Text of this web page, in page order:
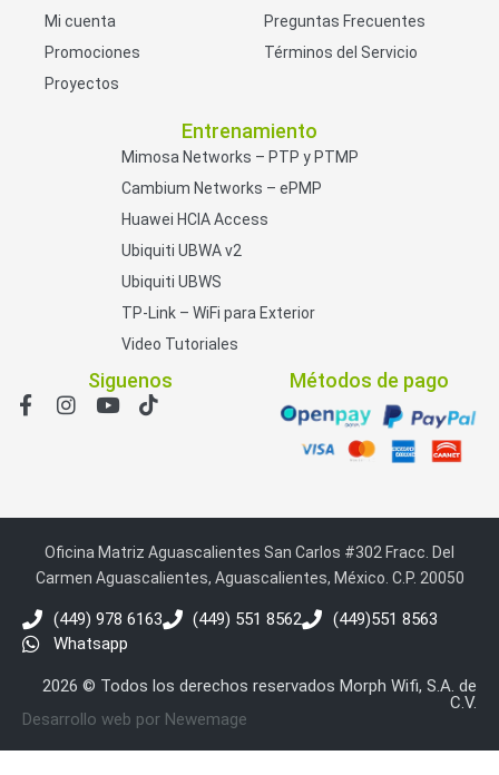
Mi cuenta
Promociones
Proyectos
Preguntas Frecuentes
Términos del Servicio
Entrenamiento
Mimosa Networks – PTP y PTMP
Cambium Networks – ePMP
Huawei HCIA Access
Ubiquiti UBWA v2
Ubiquiti UBWS
TP-Link – WiFi para Exterior
Video Tutoriales
Siguenos Métodos de pago
Oficina Matriz Aguascalientes San Carlos #302 Fracc. Del
Carmen Aguascalientes, Aguascalientes, México. C.P. 20050
(449) 978 6163 (449) 551 8562
(449)551 8563
Whatsapp
2026 © Todos los derechos reservados Morph Wifi, S.A. de
C.V.
Desarrollo web por Newemage